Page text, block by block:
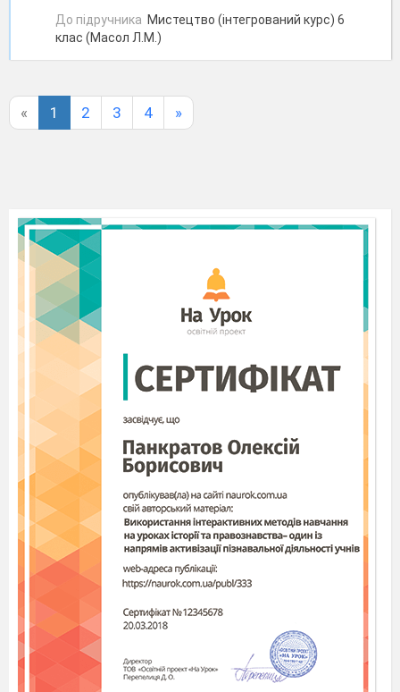
До підручника Мистецтво (інтегрований курс) 6
клас (Масол Л.М.)
« 1 2 3 4 »